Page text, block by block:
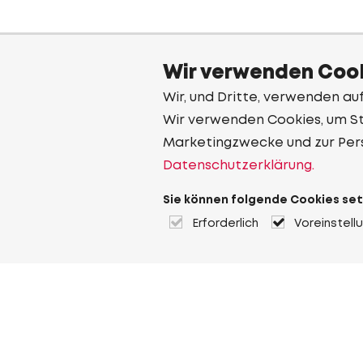
Wir verwenden
Wir, und Dritte, verwenden
Wir verwenden Cookies, um
Marketingzwecke und zur
Datenschutzerklärung.
Sie können folgende Cookies
Erforderlich